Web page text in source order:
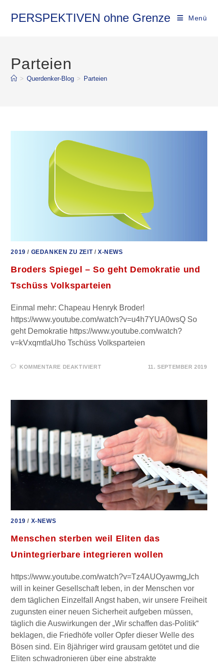
InhaltPERSPEKTIVEN ohne Grenze Menü
Parteien
> Querdenker-Blog > Parteien
2019 / GEDANKEN ZU ZEIT/X-NEWS
Broders Spiegel – So geht Demokratie und
Tschüss Volksparteien
Einmal mehr: Chapeau Henryk Broder!
https://www.youtube.com/watch?v=u4h7YUA0wsQ So
geht Demokratie https://www.youtube.com/watch?
v=kVxqmtIaUho Tschüss Volksparteien
KOMMENTARE DEAKTIVIERTFÜR
VOLKSPARTEIEN
11. SEPTEMBER 2019
2019 / X-NEWS
Menschen sterben weil Eliten das
Unintegrierbare integrieren wollen
https://www.youtube.com/watch?v=Tz4AUOyawmg„Ich
will in keiner Gesellschaft leben, in der Menschen vor
dem täglichen Einzelfall Angst haben, wir unsere Freiheit
zugunsten einer neuen Sicherheit aufgeben müssen,
täglich die Auswirkungen der „Wir schaffen das-Politik“
beklagen, die Friedhöfe voller Opfer dieser Welle des
Bösen sind. Ein 8jähriger wird grausam getötet und die
Eliten schwadronieren über eine abstrakte